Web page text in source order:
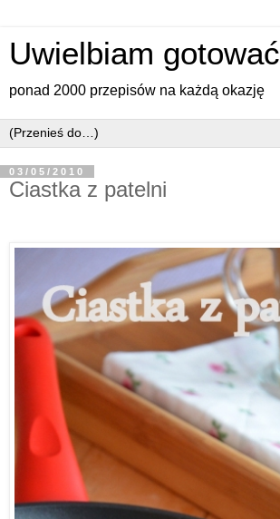
Uwielbiam gotować
ponad 2000 przepisów na każdą okazję
03/05/2010
Ciastka z patelni